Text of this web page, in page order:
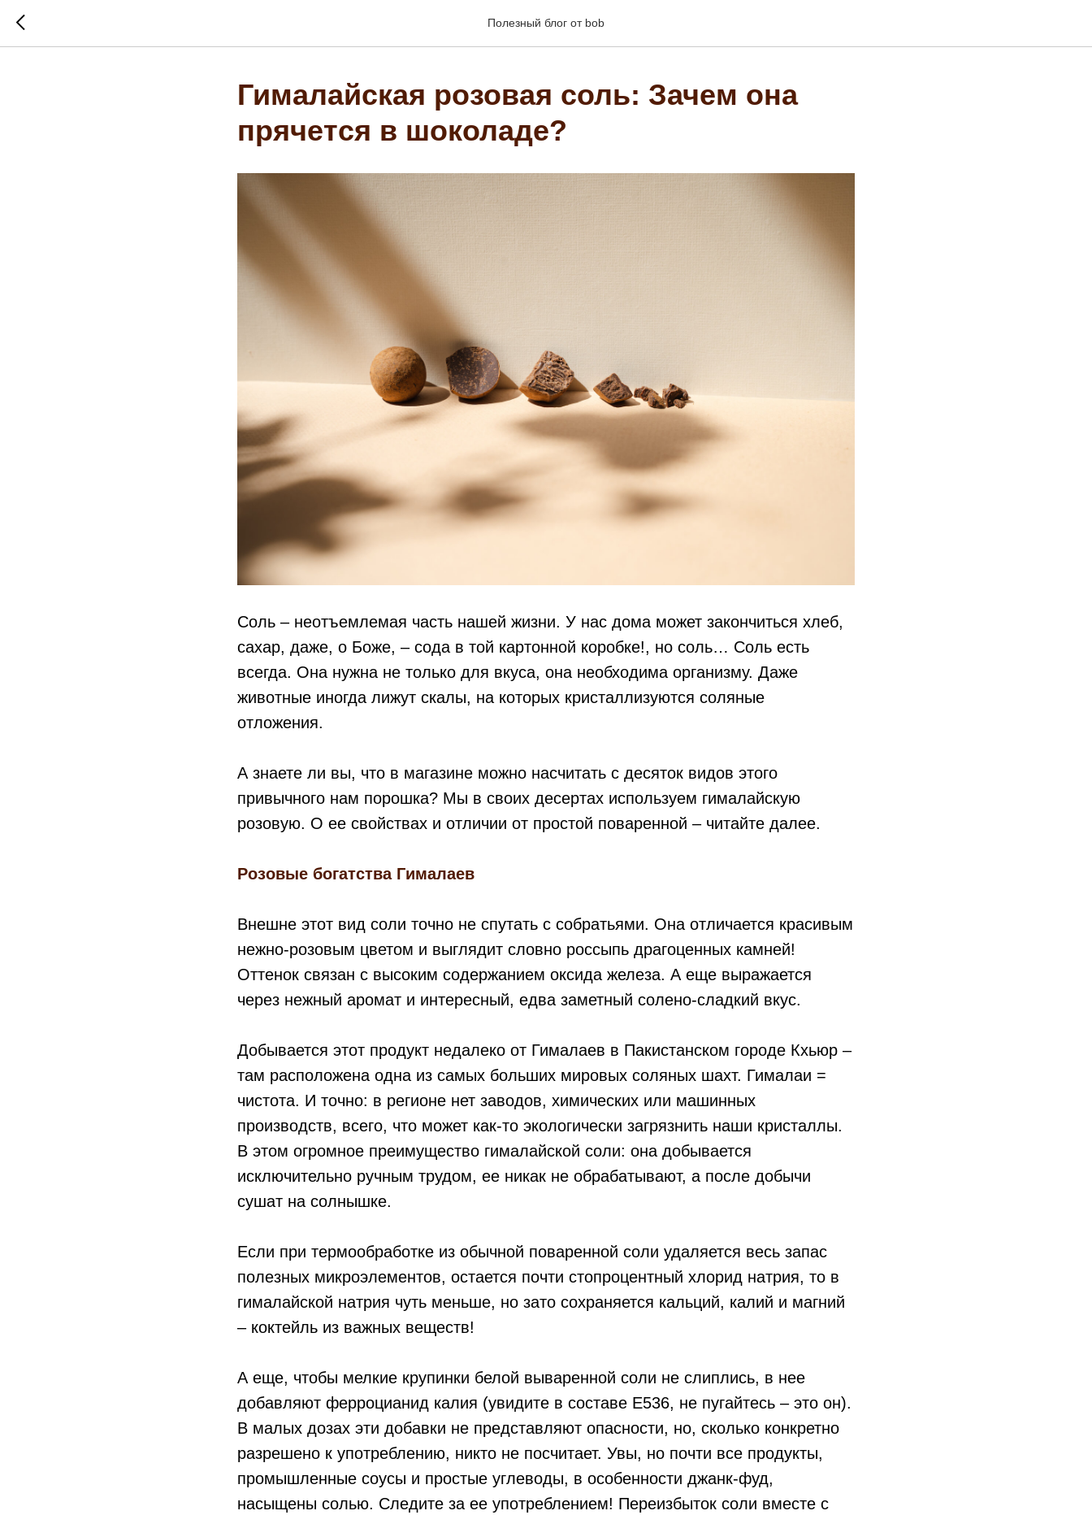
Полезный блог от bob
Гималайская розовая соль: Зачем она
прячется в шоколаде?
Соль – неотъемлемая часть нашей жизни. У нас дома может закончиться хлеб,
сахар, даже, о Боже, – сода в той картонной коробке!, но соль… Соль есть
всегда. Она нужна не только для вкуса, она необходима организму. Даже
животные иногда лижут скалы, на которых кристаллизуются соляные
отложения.
А знаете ли вы, что в магазине можно насчитать с десяток видов этого
привычного нам порошка? Мы в своих десертах используем гималайскую
розовую. О ее свойствах и отличии от простой поваренной – читайте далее.
Розовые богатства Гималаев
Внешне этот вид соли точно не спутать с собратьями. Она отличается красивым
нежно-розовым цветом и выглядит словно россыпь драгоценных камней!
Оттенок связан с высоким содержанием оксида железа. А еще выражается
через нежный аромат и интересный, едва заметный солено-сладкий вкус.
Добывается этот продукт недалеко от Гималаев в Пакистанском городе Кхьюр –
там расположена одна из самых больших мировых соляных шахт. Гималаи =
чистота. И точно: в регионе нет заводов, химических или машинных
производств, всего, что может как-то экологически загрязнить наши кристаллы.
В этом огромное преимущество гималайской соли: она добывается
исключительно ручным трудом, ее никак не обрабатывают, а после добычи
сушат на солнышке.
Если при термообработке из обычной поваренной соли удаляется весь запас
полезных микроэлементов, остается почти стопроцентный хлорид натрия, то в
гималайской натрия чуть меньше, но зато сохраняется кальций, калий и магний
– коктейль из важных веществ!
А еще, чтобы мелкие крупинки белой вываренной соли не слиплись, в нее
добавляют ферроцианид калия (увидите в составе E536, не пугайтесь – это он).
В малых дозах эти добавки не представляют опасности, но, сколько конкретно
разрешено к употреблению, никто не посчитает. Увы, но почти все продукты,
промышленные соусы и простые углеводы, в особенности джанк-фуд,
насыщены солью. Следите за ее употреблением! Переизбыток соли вместе с